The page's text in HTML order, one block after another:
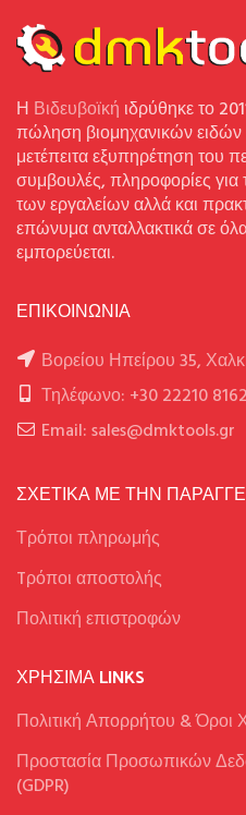
Η Βιδευβοϊκή ιδρύθηκε το
πώληση βιομηχανικών
μετέπειτα εξυπηρέτηση του
συμβουλές, πληροφορίες για
των εργαλείων αλλά και
επώνυμα ανταλλακτικά σε
εμπορεύεται.
ΕΠΙΚΟΙΝΩΝΙΑ
Βορείου Ηπείρου 35,
Τηλέφωνο: +30 22210
Email: sales@dmktools.gr
ΣΧΕΤΙΚΑ ΜΕ ΤΗΝ
Τρόποι πληρωμής
Tρόποι αποστολής
Πολιτική επιστροφών
ΧΡΉΣΙΜΑ LINKS
Πολιτική Απορρήτου & Όροι
Προστασία Προσωπικών
(GDPR)